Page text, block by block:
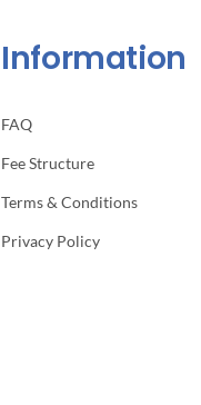
Information
FAQ
Fee Structure
Terms & Conditions
Privacy Policy